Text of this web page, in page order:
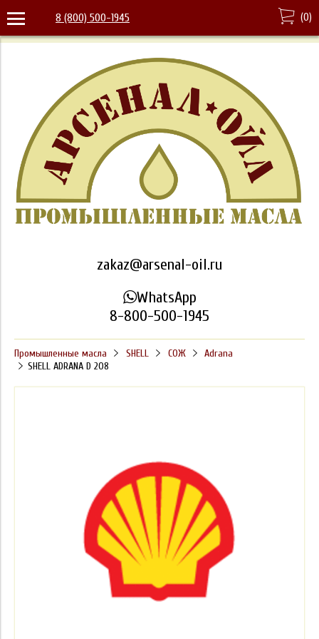
8 (800) 500-1945 (0)
zakaz@arsenal-oil.ru
WhatsApp
8-800-500-1945
Промышленные масла SHELL СОЖ
Adrana
SHELL ADRANA D 208